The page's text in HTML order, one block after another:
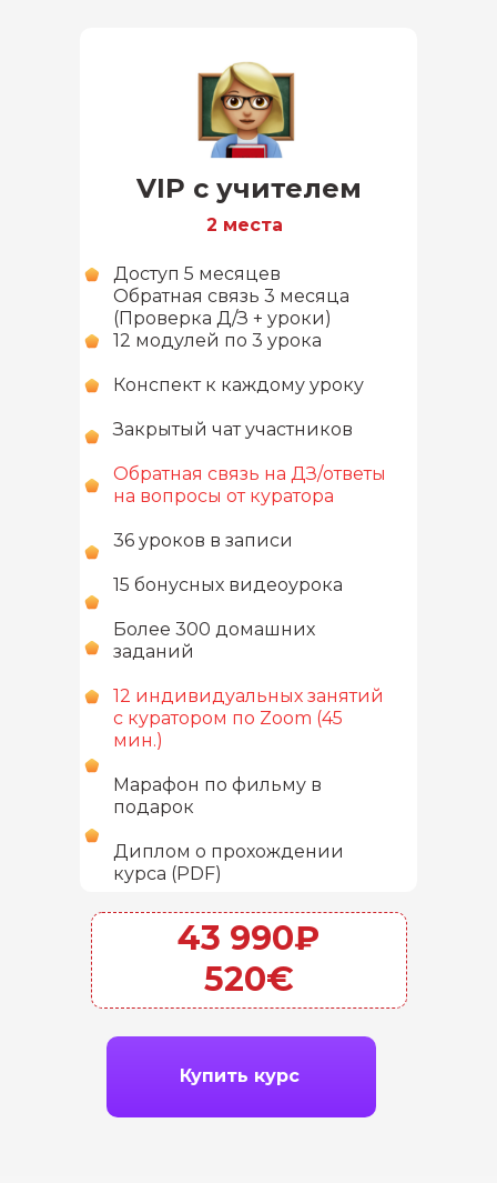
VIP с учителем
Купить курс
Доступ 5 месяцев
Обратная связь 3 месяца
(Проверка Д/З + уроки)
12 модулей по 3 урока
Конспект к каждому уроку
Закрытый чат участников
Обратная связь на ДЗ/ответы
на вопросы от куратора
36 уроков в записи
15 бонусных видеоурока
Более 300 домашних
заданий
12 индивидуальных занятий
с куратором по Zoom (45
мин.)
Марафон по фильму в
подарок
Диплом о прохождении
курса (PDF)
2 места
43 990₽
520€
Начнем учить язык
вместе сLabise?